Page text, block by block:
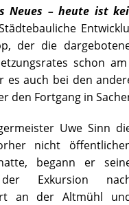
Neues – heute ist
der die
schon
es auch bei den
den Fortgang in
Uwe Sinn
nicht
begann er
Exkursion
an der Altmühl